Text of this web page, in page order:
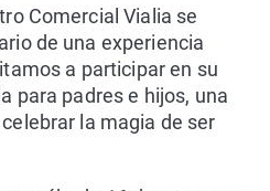
Comercial Vialia se
de una experiencia
a participar en su
para padres e hijos, una
la magia de ser